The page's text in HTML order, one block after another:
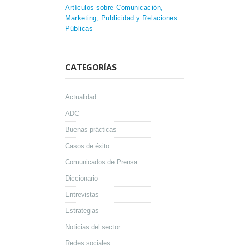
Artículos sobre Comunicación,
Marketing, Publicidad y Relaciones
Públicas
CATEGORÍAS
Actualidad
ADC
Buenas prácticas
Casos de éxito
Comunicados de Prensa
Diccionario
Entrevistas
Estrategias
Noticias del sector
Redes sociales